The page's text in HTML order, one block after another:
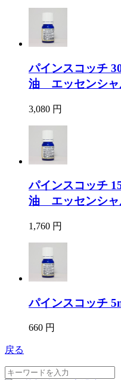
パインスコッチ
油 エッセンシャ
3,080 円
パインスコッチ
油 エッセンシャ
1,760 円
パインスコッチ
660 円
戻る